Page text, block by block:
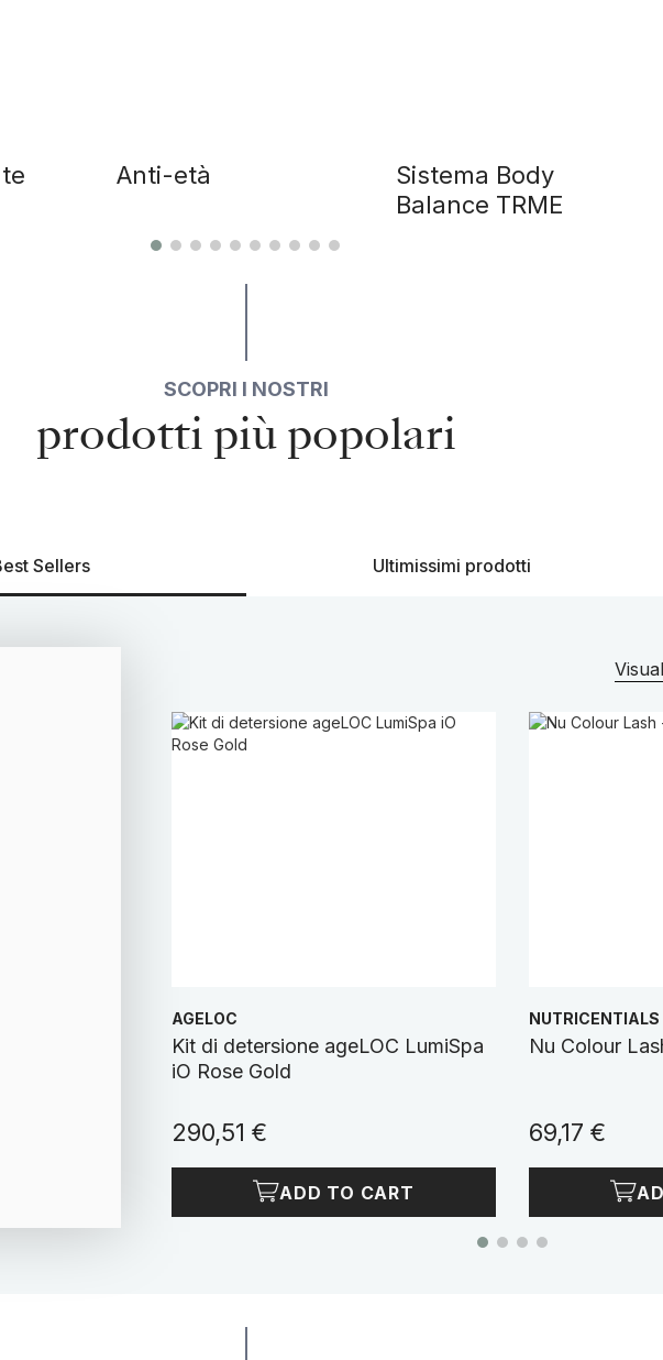
Anti-età
Sistema Body
Balance TRME
SCOPRI I NOSTRI
prodotti più popolari
Sellers Ultimissimi prodotti
AGELOC
Kit di detersione ageLOC LumiSpa
iO Rose Gold
290,51 €
ADD TO CART
NUTRICENTIALS
Nu Colour
69,17 €